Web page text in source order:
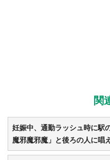
関
妊娠中、通勤ラッシュ時に駅
魔邪魔邪魔」と後ろの人に唱